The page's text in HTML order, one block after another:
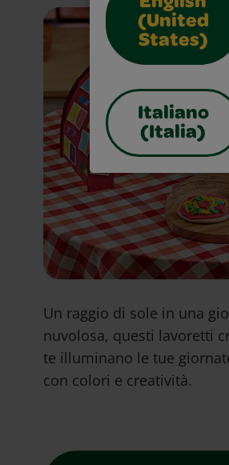
(United
States)
Italiano
(Italia)
Un raggio di sole in una
nuvolosa, questi lavoretti
te illuminano le tue
con colori e creatività.